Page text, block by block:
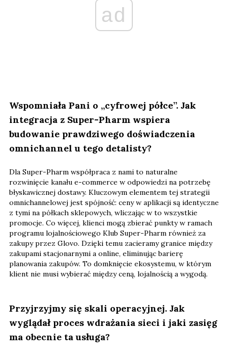
ad
Wspomniała Pani o „cyfrowej półce”. Jak
integracja z Super-Pharm wspiera
budowanie prawdziwego doświadczenia
omnichannel u tego detalisty?
Dla Super-Pharm współpraca z nami to naturalne
rozwinięcie kanału e-commerce w odpowiedzi na potrzebę
błyskawicznej dostawy. Kluczowym elementem tej strategii
omnichannelowej jest spójność: ceny w aplikacji są identyczne
z tymi na półkach sklepowych, wliczając w to wszystkie
promocje. Co więcej, klienci mogą zbierać punkty w ramach
programu lojalnościowego Klub Super-Pharm również za
zakupy przez Glovo. Dzięki temu zacieramy granice między
zakupami stacjonarnymi a online, eliminując barierę
planowania zakupów. To domknięcie ekosystemu, w którym
klient nie musi wybierać między ceną, lojalnością a wygodą.
Przyjrzyjmy się skali operacyjnej. Jak
wyglądał proces wdrażania sieci i jaki zasięg
ma obecnie ta usługa?